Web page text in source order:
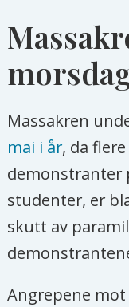
Massakren
mai i år, da
demonstranter
studenter, er
skutt av
Angrepene